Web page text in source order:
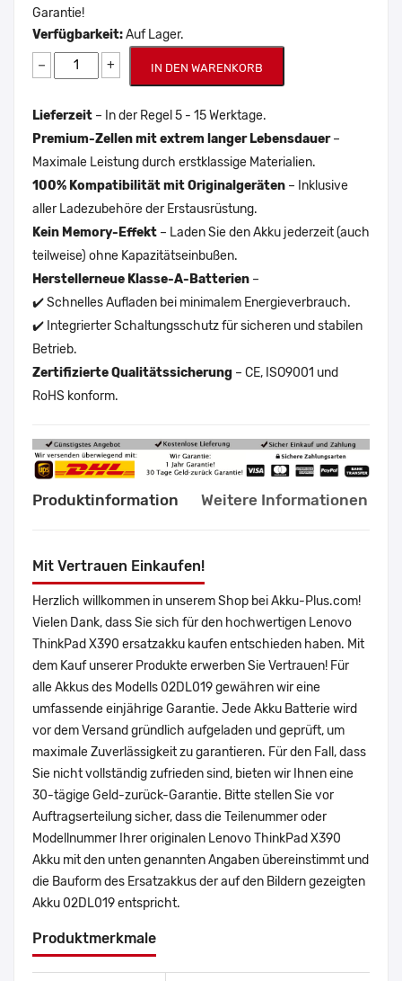
Garantie!
Verfügbarkeit:Auf Lager.
− + IN DEN WARENKORB
Lieferzeit – In der Regel 5 - 15 Werktage.
Premium-Zellen mit extrem langer Lebensdauer–
Maximale Leistung durch erstklassige Materialien.
100% Kompatibilität mit Originalgeräten – Inklusive
aller Ladezubehöre der Erstausrüstung.
Kein Memory-Effekt – Laden Sie den Akku jederzeit (auch
teilweise) ohne Kapazitätseinbußen.
Herstellerneue Klasse-A-Batterien –
✔️ Schnelles Aufladen bei minimalem Energieverbrauch.
✔️ Integrierter Schaltungsschutz für sicheren und stabilen
Betrieb.
Zertifizierte Qualitätssicherung – CE, ISO9001 und
RoHS konform.
Produktinformation Weitere Informationen
Mit Vertrauen Einkaufen!
Herzlich willkommen in unserem Shop bei Akku-Plus.com!
Vielen Dank, dass Sie sich für den hochwertigen Lenovo
ThinkPad X390 ersatzakku kaufen entschieden haben. Mit
dem Kauf unserer Produkte erwerben Sie Vertrauen! Für
alle Akkus des Modells 02DL019 gewähren wir eine
umfassende einjährige Garantie. Jede Akku Batterie wird
vor dem Versand gründlich aufgeladen und geprüft, um
maximale Zuverlässigkeit zu garantieren. Für den Fall, dass
Sie nicht vollständig zufrieden sind, bieten wir Ihnen eine
30-tägige Geld-zurück-Garantie. Bitte stellen Sie vor
Auftragserteilung sicher, dass die Teilenummer oder
Modellnummer Ihrer originalen Lenovo ThinkPad X390
Akku mit den unten genannten Angaben übereinstimmt und
die Bauform des Ersatzakkus der auf den Bildern gezeigten
Akku 02DL019 entspricht.
Produktmerkmale